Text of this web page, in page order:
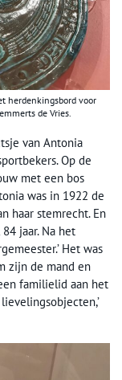
herdenkingsbord voor
de Vries.
van Antonia
Op de
met een bos
was in 1922 de
haar stemrecht. En
jaar. Na het
Het was
zijn de mand en
familielid aan het